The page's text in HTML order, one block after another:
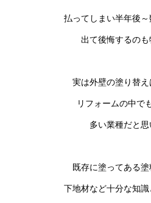
払ってしまい半年後
出て後悔するのも
実は外壁の塗り替え
リフォームの中で
多い業種だと思
既存に塗ってある
下地材など十分な知識